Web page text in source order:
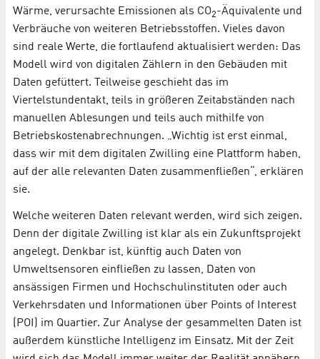
Wärme, verursachte Emissionen als CO2-Äquivalente und
Verbräuche von weiteren Betriebsstoffen. Vieles davon
sind reale Werte, die fortlaufend aktualisiert werden: Das
Modell wird von digitalen Zählern in den Gebäuden mit
Daten gefüttert. Teilweise geschieht das im
Viertelstundentakt, teils in größeren Zeitabständen nach
manuellen Ablesungen und teils auch mithilfe von
Betriebskostenabrechnungen. „Wichtig ist erst einmal,
dass wir mit dem digitalen Zwilling eine Plattform haben,
auf der alle relevanten Daten zusammenfließen“, erklären
sie.
Welche weiteren Daten relevant werden, wird sich zeigen.
Denn der digitale Zwilling ist klar als ein Zukunftsprojekt
angelegt. Denkbar ist, künftig auch Daten von
Umweltsensoren einfließen zu lassen, Daten von
ansässigen Firmen und Hochschulinstituten oder auch
Verkehrsdaten und Informationen über Points of Interest
(POI) im Quartier. Zur Analyse der gesammelten Daten ist
außerdem künstliche Intelligenz im Einsatz. Mit der Zeit